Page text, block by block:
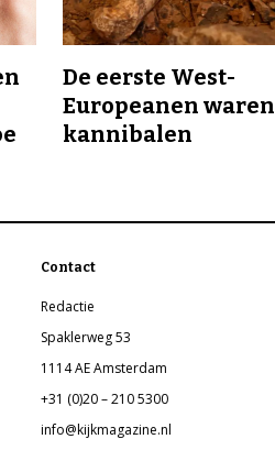
De eerste West-
Europeanen waren
kannibalen
Contact
Redactie
Spaklerweg 53
1114 AE Amsterdam
+31 (0)20 – 210 5300
info@kijkmagazine.nl